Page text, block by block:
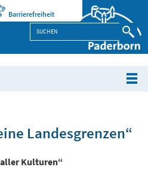
Barrierefreiheit
Landesgrenzen“
aller Kulturen“